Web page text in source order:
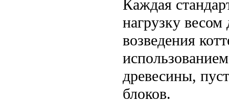
Каждая
нагрузку
возведения
древесины,
блоков.